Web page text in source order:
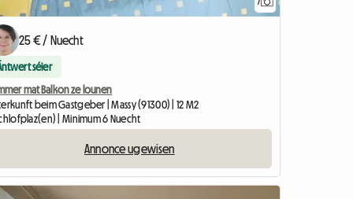
25 € / Nuecht
séier
mat Balkon ze lounen
beim Gastgeber | Massy (91300) | 12 M2
| Minimum 6 Nuecht
Annonce ugewisen